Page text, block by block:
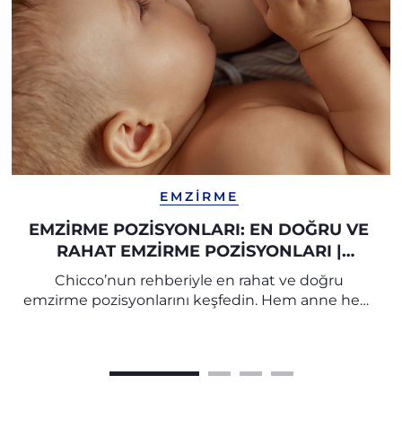
EMZIRME
EMZIRME POZISYONLARI: EN DOĞRU VE
RAHAT EMZIRME POZISYONLARI |
CHICCO
Chicco’nun rehberiyle en rahat ve doğru
emzirme pozisyonlarını keşfedin. Hem anne hem